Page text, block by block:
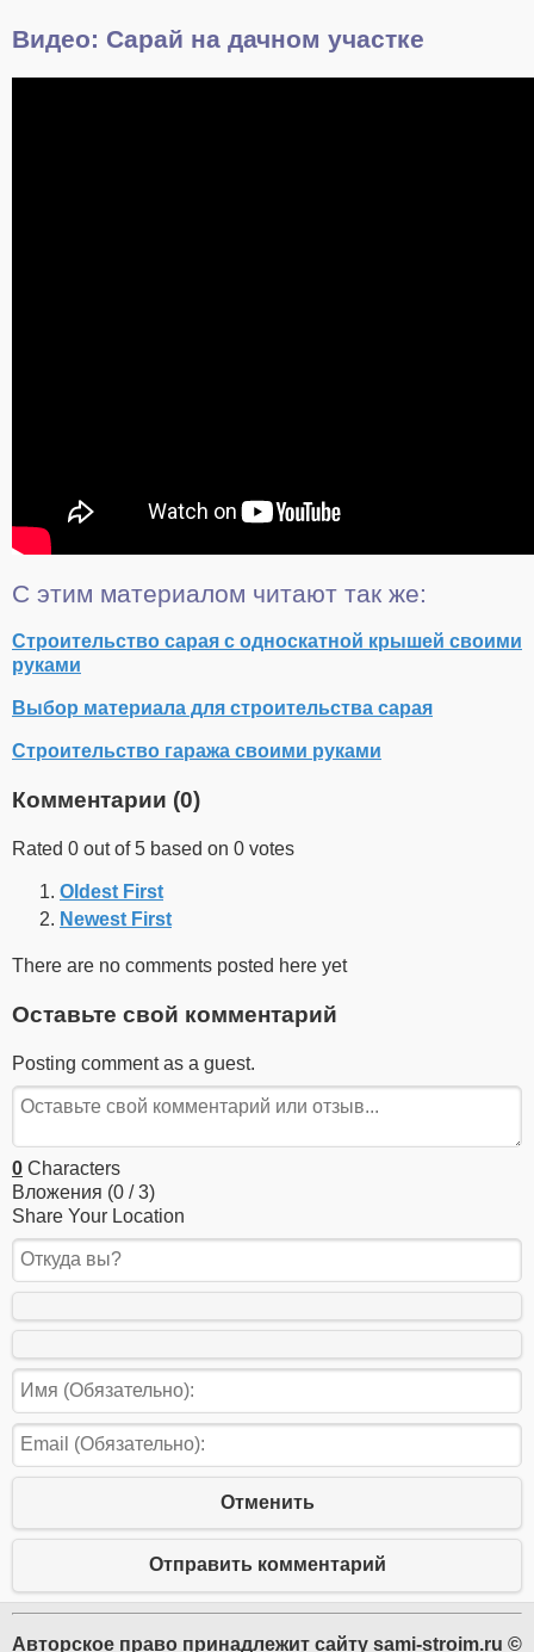
Видео: Сарай на дачном участке
С этим материалом читают так же:
Строительство сарая с односкатной крышей своими
руками
Выбор материала для строительства сарая
Строительство гаража своими руками
Комментарии (0)
Rated 0 out of 5 based on 0 votes
Oldest First
Newest First
There are no comments posted here yet
Оставьте свой комментарий
Posting comment as a guest.
0 Characters
Вложения (0 / 3)
Share Your Location
Отменить
Отправить комментарий
Авторское право принадлежит сайту sami-stroim.ru ©